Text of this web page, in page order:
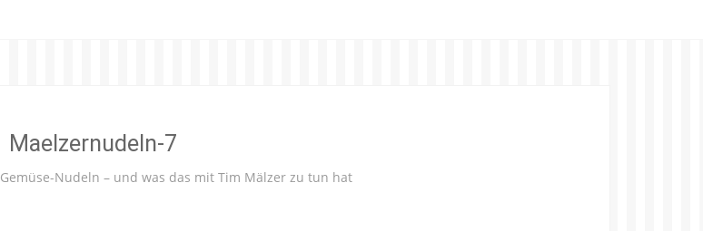
Maelzernudeln-7
Gemüse-Nudeln – und was das mit Tim Mälzer zu tun hat